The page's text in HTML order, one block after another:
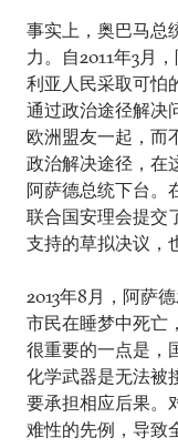
事实上，奥巴马总
力。自2011年3月
利亚人民采取可怕
通过政治途径解决
欧洲盟友一起，而
政治解决途径，在
阿萨德总统下台。
联合国安理会提交
支持的草拟决议，
2013年8月，阿萨
市民在睡梦中死亡
很重要的一点是，
化学武器是无法被
要承担相应后果。
难性的先例，导致